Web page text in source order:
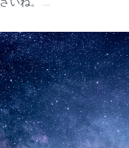
と誘います。 それは「あ
シーンで、ルーンのアド
いね。 ...